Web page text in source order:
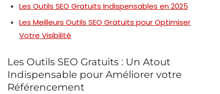
Les Outils SEO Gratuits Indispensables en 2025
Les Meilleurs Outils SEO Gratuits pour Optimiser
Votre Visibilité
Les Outils SEO Gratuits : Un Atout
Indispensable pour Améliorer votre
Référencement